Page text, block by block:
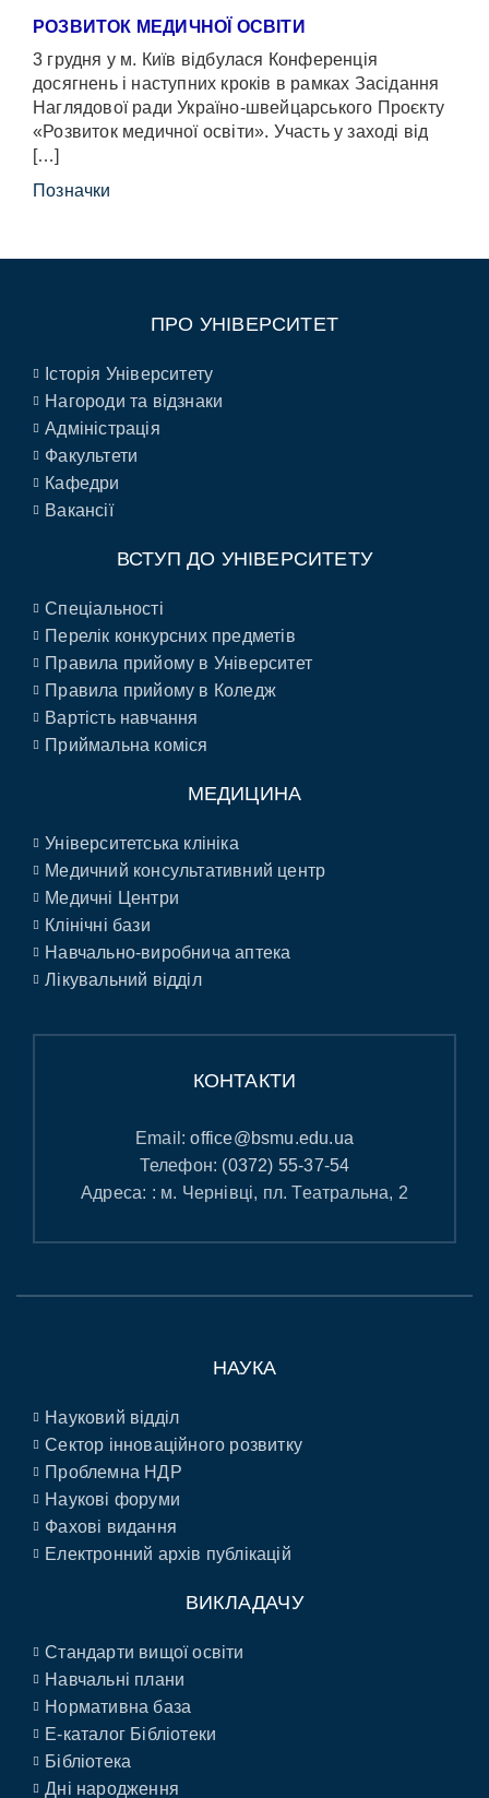
РОЗВИТОК МЕДИЧНОЇ ОСВІТИ
3 грудня у м. Київ відбулася Конференція
досягнень і наступних кроків в рамках Засідання
Наглядової ради Україно-швейцарського Проєкту
«Розвиток медичної освіти». Участь у заході від
[…]
Позначки
ПРО УНІВЕРСИТЕТ
Історія Університету
Нагороди та відзнаки
Адміністрація
Факультети
Кафедри
Вакансії
ВСТУП ДО УНІВЕРСИТЕТУ
Спеціальності
Перелік конкурсних предметів
Правила прийому в Університет
Правила прийому в Коледж
Вартість навчання
Приймальна коміся
МЕДИЦИНА
Університетська клініка
Медичний консультативний центр
Медичні Центри
Клінічні бази
Навчально-виробнича аптека
Лікувальний відділ
КОНТАКТИ
Email:office@bsmu.edu.ua
Телефон: (0372) 55-37-54
Адреса: : м. Чернівці, пл. Театральна, 2
НАУКА
Науковий відділ
Сектор інноваційного розвитку
Проблемна НДР
Наукові форуми
Фахові видання
Електронний архів публікацій
ВИКЛАДАЧУ
Стандарти вищої освіти
Навчальні плани
Нормативна база
E-каталог Бібліотеки
Бібліотека
Дні народження